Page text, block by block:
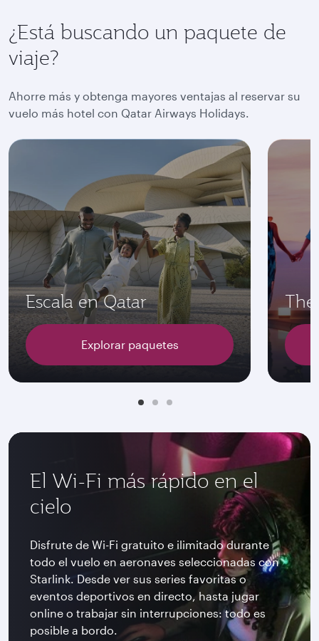
¿Está buscando un paquete de
viaje?
Ahorre más y obtenga mayores ventajas al reservar su
vuelo más hotel con Qatar Airways Holidays.
Escala en Qatar
Explorar paquetes
El Wi-Fi más rápido en el
cielo
Disfrute de Wi-Fi gratuito e ilimitado durante
todo el vuelo en aeronaves seleccionadas con
Starlink. Desde ver sus series favoritas o
eventos deportivos en directo, hasta jugar
online o trabajar sin interrupciones: todo es
posible a bordo.